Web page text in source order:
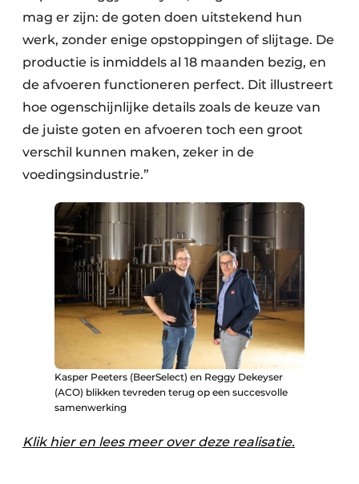
mag er zijn: de goten doen uitstekend hun
werk, zonder enige opstoppingen of slijtage. De
productie is inmiddels al 18 maanden bezig, en
de afvoeren functioneren perfect. Dit illustreert
hoe ogenschijnlijke details zoals de keuze van
de juiste goten en afvoeren toch een groot
verschil kunnen maken, zeker in de
voedingsindustrie.”
Kasper Peeters (BeerSelect) en Reggy Dekeyser
(ACO) blikken tevreden terug op een succesvolle
samenwerking
Klik hier en lees meer over deze realisatie.